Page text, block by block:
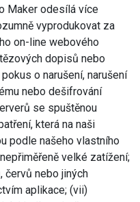
Maker odesílá více
vyprodukovat za
on-line webového
dopisů nebo
o narušení, narušení
nebo dešifrování
se spuštěnou
která na naši
podle našeho vlastního
velké zatížení;
červů nebo jiných
aplikace; (vii)